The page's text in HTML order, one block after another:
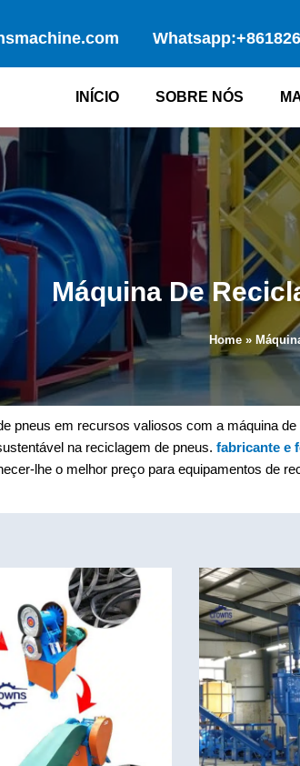
INÍCIO SOBRE NÓS
Máquina De
Home»
pneus em recursos valiosos com a máquina
na reciclagem de pneus. fabricante e
lhe o melhor preço para equipamentos de